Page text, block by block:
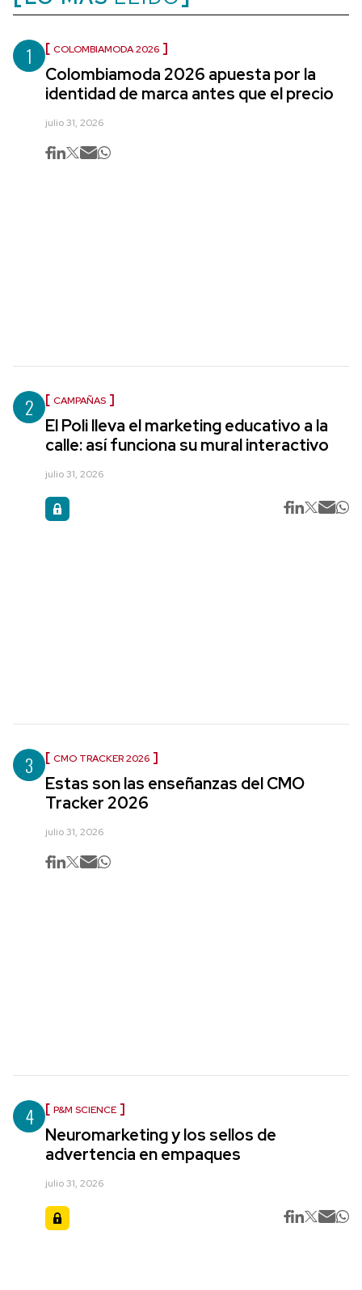
1 COLOMBIAMODA 2026
Colombiamoda 2026 apuesta por la
identidad de marca antes que el precio
julio 31, 2026
2 CAMPAÑAS
El Poli lleva el marketing educativo a la
calle: así funciona su mural interactivo
julio 31, 2026
3 CMO TRACKER 2026
Estas son las enseñanzas del CMO
Tracker 2026
julio 31, 2026
4 P&M SCIENCE
Neuromarketing y los sellos de
advertencia en empaques
julio 31, 2026